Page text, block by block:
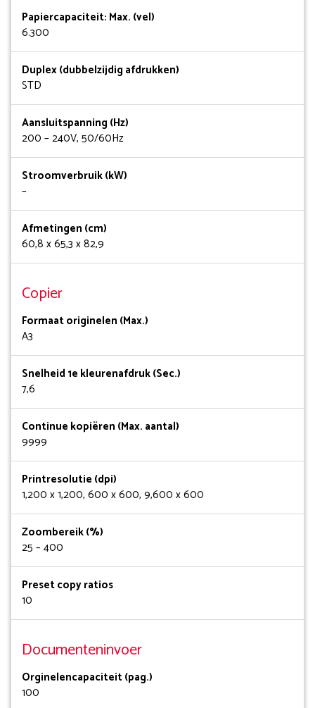
Papiercapaciteit: Max. (vel)
6.300
Duplex (dubbelzijdig afdrukken)
STD
Aansluitspanning (Hz)
200 – 240V, 50/60Hz
Stroomverbruik (kW)
–
Afmetingen (cm)
60,8 x 65,3 x 82,9
Copier
Formaat originelen (Max.)
A3
Snelheid 1e kleurenafdruk (Sec.)
7,6
Continue kopiëren (Max. aantal)
9999
Printresolutie (dpi)
1,200 x 1,200, 600 x 600, 9,600 x 600
Zoombereik (%)
25 – 400
Preset copy ratios
10
Documenteninvoer
Orginelencapaciteit (pag.)
100